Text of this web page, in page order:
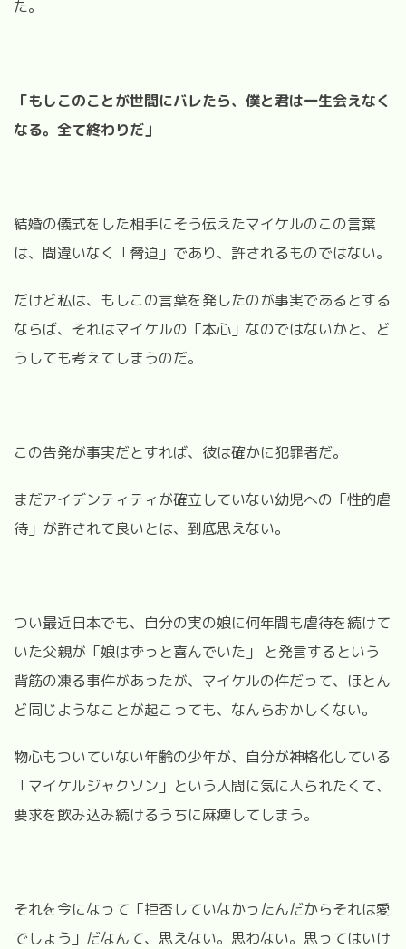
た。
「もしこのことが世間にバレたら、僕と君は一生会えなく
なる。全て終わりだ」
結婚の儀式をした相手にそう伝えたマイケルのこの言葉
は、間違いなく「脅迫」であり、許されるものではない。
だけど私は、もしこの言葉を発したのが事実であるとする
ならば、それはマイケルの「本心」なのではないかと、ど
うしても考えてしまうのだ。
この告発が事実だとすれば、彼は確かに犯罪者だ。
まだアイデンティティが確立していない幼児への「性的虐
待」が許されて良いとは、到底思えない。
つい最近日本でも、自分の実の娘に何年間も虐待を続けて
いた父親が「娘はずっと喜んでいた」 と発言するという
背筋の凍る事件があったが、マイケルの件だって、ほとん
ど同じようなことが起こっても、なんらおかしくない。
物心もついていない年齢の少年が、自分が神格化している
「マイケルジャクソン」という人間に気に入られたくて、
要求を飲み込み続けるうちに麻痺してしまう。
それを今になって「拒否していなかったんだからそれは愛
でしょう」だなんて、思えない。思わない。思ってはいけ